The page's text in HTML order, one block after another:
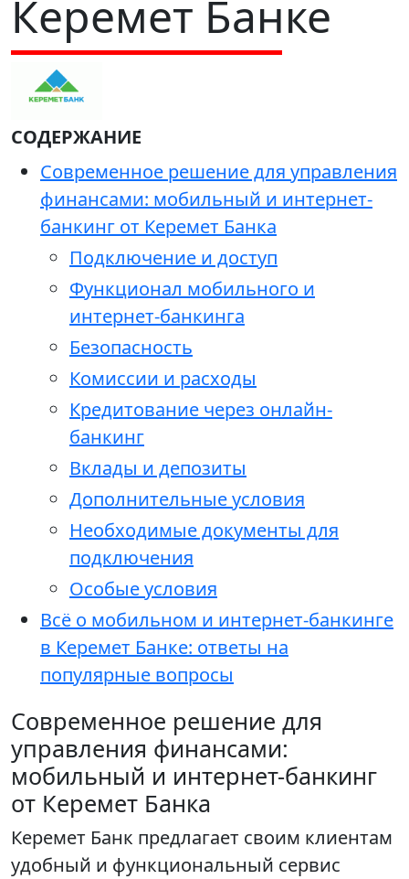
Керемет Банке
СОДЕРЖАНИЕ
Современное решение для управления
финансами: мобильный и интернет-
банкинг от Керемет Банка
Подключение и доступ
Функционал мобильного и
интернет-банкинга
Безопасность
Комиссии и расходы
Кредитование через онлайн-
банкинг
Вклады и депозиты
Дополнительные условия
Необходимые документы для
подключения
Особые условия
Всё о мобильном и интернет-банкинге
в Керемет Банке: ответы на
популярные вопросы
Современное решение для
управления финансами:
мобильный и интернет-банкинг
от Керемет Банка
Керемет Банк предлагает своим клиентам
удобный и функциональный сервис